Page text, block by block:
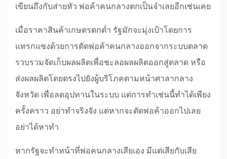
เขียนถึงกับส่ายหัว พ่อค้าคนกลางตกเป็นจำเลยอีกเช่นเคย
เมื่อราคาสินค้าเกษตรตกต่ำ รัฐมักจะมุ่งเป้าโดยการ
แทรกแซงด้วยการตัดพ่อค้าคนกลางออกจากระบบตลาด
รวบรวมจัดเก็บผลผลิตเพื่อชะลอผลผลิตออกสู่ตลาด หรือ
ส่งผลผลิตโดยตรงไปยังผู้บริโภคตามหน้าศาลากลาง
จังหวัด เพื่อลดอุปทานในระบบ แต่การทำเช่นนี้ทำได้เพียง
ครั้งคราว อย่าทำจริงจัง แต่หากจะตัดพ่อค้าออกไปเลย
อย่าได้หาทำ
หากรัฐจะทำหน้าที่พ่อคนกลางเสียเอง มีแต่เสียกับเสีย